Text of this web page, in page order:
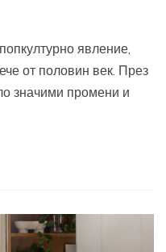
явление,
от половин век. През
значими промени и